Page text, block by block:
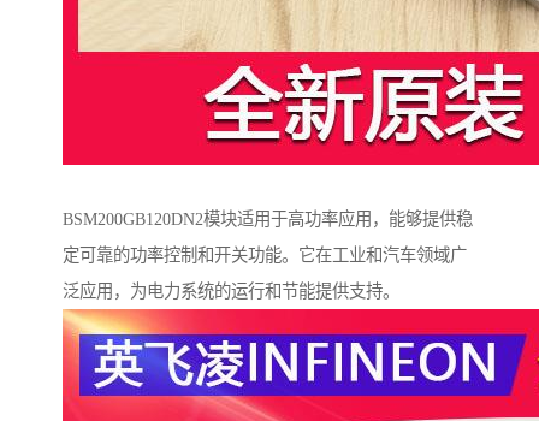
BSM200GB120DN2模块适用于高功率应用，能够提供稳
定可靠的功率控制和开关功能。它在工业和汽车领域广
泛应用，为电力系统的运行和节能提供支持。